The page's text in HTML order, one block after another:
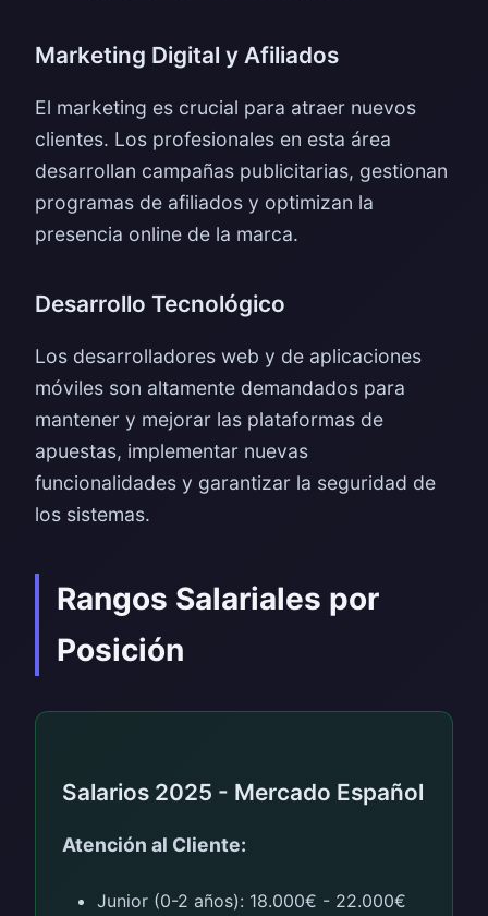
Marketing Digital y Afiliados
El marketing es crucial para atraer nuevos
clientes. Los profesionales en esta área
desarrollan campañas publicitarias, gestionan
programas de afiliados y optimizan la
presencia online de la marca.
Desarrollo Tecnológico
Los desarrolladores web y de aplicaciones
móviles son altamente demandados para
mantener y mejorar las plataformas de
apuestas, implementar nuevas
funcionalidades y garantizar la seguridad de
los sistemas.
Rangos Salariales por
Posición
Salarios 2025 - Mercado Español
Atención al Cliente:
Junior (0-2 años): 18.000€ - 22.000€